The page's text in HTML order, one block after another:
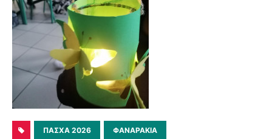
ΠΆΣΧΑ 2026 ΦΑΝΑΡΆΚΙΑ